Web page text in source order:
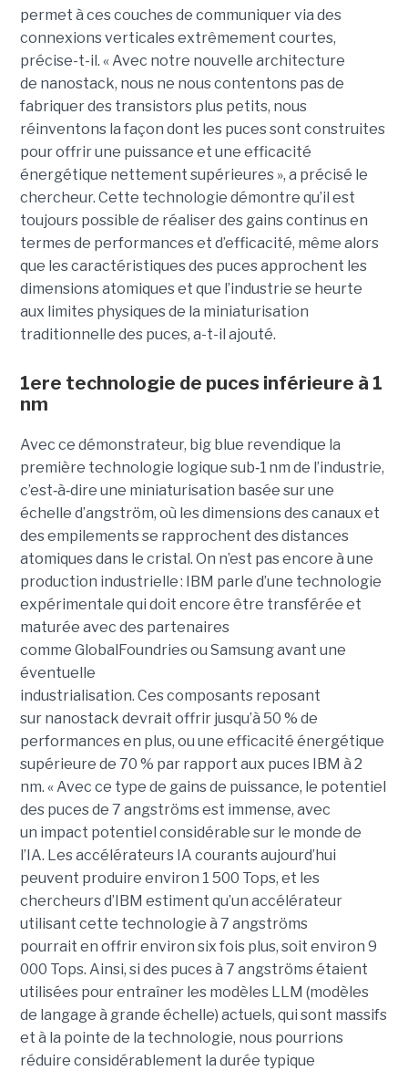
permet à ces couches de communiquer via des
connexions verticales extrêmement courtes,
précise-t-il. « Avec notre nouvelle architecture
de nanostack, nous ne nous contentons pas de
fabriquer des transistors plus petits, nous
réinventons la façon dont les puces sont construites
pour offrir une puissance et une efficacité
énergétique nettement supérieures », a précisé le
chercheur. Cette technologie démontre qu’il est
toujours possible de réaliser des gains continus en
termes de performances et d’efficacité, même alors
que les caractéristiques des puces approchent les
dimensions atomiques et que l’industrie se heurte
aux limites physiques de la miniaturisation
traditionnelle des puces, a-t-il ajouté.
1ere technologie de puces inférieure à 1
nm
Avec ce démonstrateur, big blue revendique la
première technologie logique sub‑1 nm de l’industrie,
c’est‑à‑dire une miniaturisation basée sur une
échelle d’angström, où les dimensions des canaux et
des empilements se rapprochent des distances
atomiques dans le cristal. On n’est pas encore à une
production industrielle : IBM parle d’une technologie
expérimentale qui doit encore être transférée et
maturée avec des partenaires
comme GlobalFoundries ou Samsung avant une
éventuelle
industrialisation. Ces composants reposant
sur nanostack devrait offrir jusqu’à 50 % de
performances en plus, ou une efficacité énergétique
supérieure de 70 % par rapport aux puces IBM à 2
nm. « Avec ce type de gains de puissance, le potentiel
des puces de 7 angströms est immense, avec
un impact potentiel considérable sur le monde de
l’IA. Les accélérateurs IA courants aujourd’hui
peuvent produire environ 1 500 Tops, et les
chercheurs d’IBM estiment qu’un accélérateur
utilisant cette technologie à 7 angströms
pourrait en offrir environ six fois plus, soit environ 9
000 Tops. Ainsi, si des puces à 7 angströms étaient
utilisées pour entraîner les modèles LLM (modèles
de langage à grande échelle) actuels, qui sont massifs
et à la pointe de la technologie, nous pourrions
réduire considérablement la durée typique